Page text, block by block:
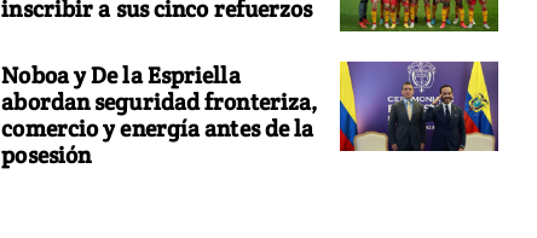
inscribir a sus cinco refuerzos
Noboa y De la Espriella
abordan seguridad fronteriza,
comercio y energía antes de la
posesión